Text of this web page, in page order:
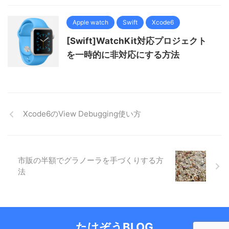
Apple watch Swift Xcode6
[Swift]WatchKit対応プロジェクト
を一時的に非対応にする方法
Xcode6のView Debugging使い方
市販の半額でグラノーラを手づくりする方
法